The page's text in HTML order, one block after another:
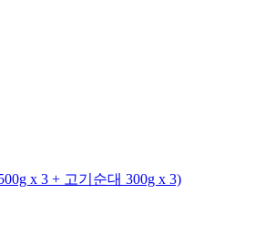
x 3 + 고기순대 300g x 3)